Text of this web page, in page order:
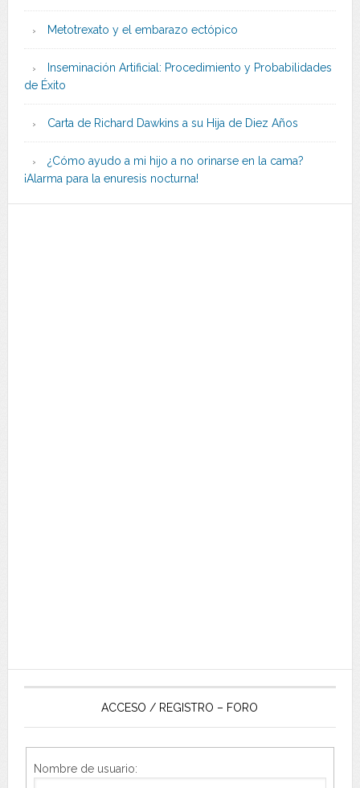
Metotrexato y el embarazo ectópico
Inseminación Artificial: Procedimiento y Probabilidades
de Éxito
Carta de Richard Dawkins a su Hija de Diez Años
¿Cómo ayudo a mi hijo a no orinarse en la cama?
¡Alarma para la enuresis nocturna!
ACCESO / REGISTRO – FORO
Nombre de usuario: